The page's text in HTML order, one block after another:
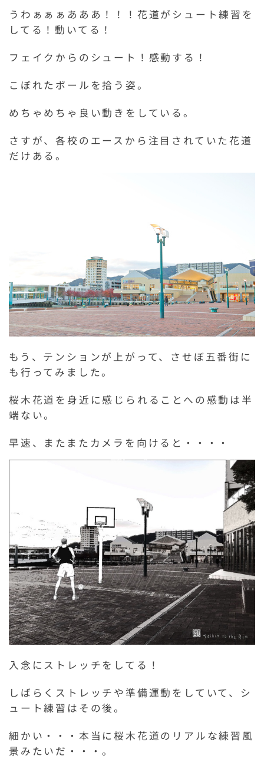
うわぁぁぁあああ！！！花道がシュート練習を
してる！動いてる！
フェイクからのシュート！感動する！
こぼれたボールを拾う姿。
めちゃめちゃ良い動きをしている。
さすが、各校のエースから注目されていた花道
だけある。
もう、テンションが上がって、させぼ五番街に
も行ってみました。
桜木花道を身近に感じられることへの感動は半
端ない。
早速、またまたカメラを向けると・・・・
入念にストレッチをしてる！
しばらくストレッチや準備運動をしていて、シ
ュート練習はその後。
細かい・・・本当に桜木花道のリアルな練習風
景みたいだ・・・。